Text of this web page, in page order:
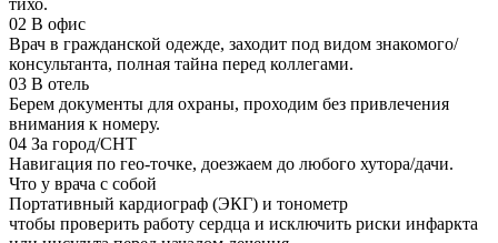
тихо.
02 В офис
Врач в гражданской одежде, заходит под видом знакомого/
консультанта, полная тайна перед коллегами.
03 В отель
Берем документы для охраны, проходим без привлечения
внимания к номеру.
04 За город/СНТ
Навигация по гео-точке, доезжаем до любого хутора/дачи.
Что у врача с собой
Портативный кардиограф (ЭКГ) и тонометр
чтобы проверить работу сердца и исключить риски инфаркта